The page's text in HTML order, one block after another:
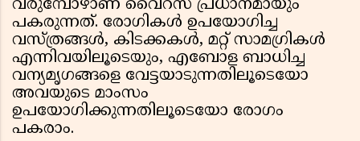
വരുമ്പോഴാണ് വൈറസ് പ്രധാനമായും
പകരുന്നത്. രോഗികൾ ഉപയോഗിച്ച
വസ്ത്രങ്ങൾ, കിടക്കകൾ, മറ്റ് സാമഗ്രികൾ
എന്നിവയിലൂടെയും, എബോള ബാധിച്ച
വന്യമൃഗങ്ങളെ വേട്ടയാടുന്നതിലൂടെയോ
അവയുടെ മാംസം
ഉപയോഗിക്കുന്നതിലൂടെയോ രോഗം
പകരാം.